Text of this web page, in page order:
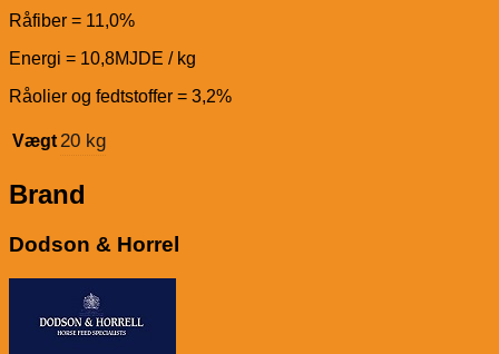
Råfiber = 11,0%
Energi = 10,8MJDE / kg
Råolier og fedtstoffer = 3,2%
Vægt 20 kg
Brand
Dodson & Horrel